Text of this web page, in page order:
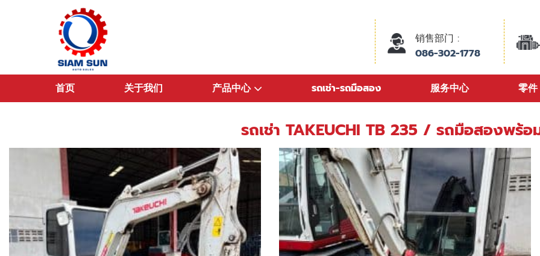
销售部门 :
086-302-1778
首页 关于我们 产品中心 รถเช่า-รถมือสอง 服务中心 零件
รถเช่า TAKEUCHI TB 235 / รถมือสองพร้อ